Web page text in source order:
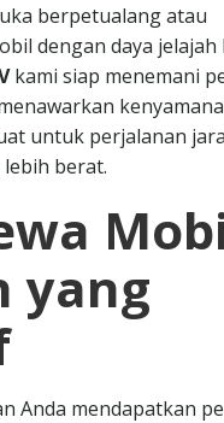
berpetualang atau
dengan daya jelajah
kami siap menemani
untuk perjalanan
berat.
yang
Anda mendapatkan